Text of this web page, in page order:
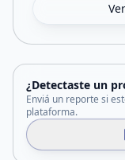
¿Detectaste un
Enviá un reporte si
plataforma.